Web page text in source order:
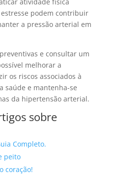
podem contribuir
a pressão arterial em
e consultar um
melhorar a
os riscos associados à
saúde e mantenha-se
da hipertensão arterial.
sobre
Completo.
peito
coração!